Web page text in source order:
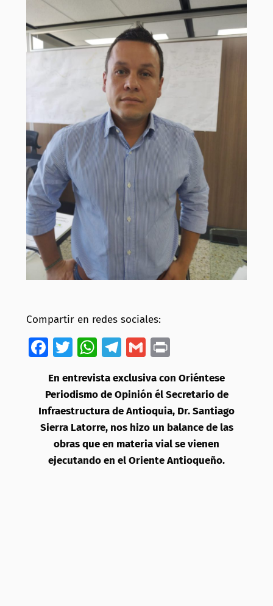
Compartir en redes sociales:
Facebook
Twitter
WhatsApp
Telegram
GmailPrint
En entrevista exclusiva con Oriéntese
Periodismo de Opinión él Secretario de
Infraestructura de Antioquia, Dr. Santiago
Sierra Latorre, nos hizo un balance de las
obras que en materia vial se vienen
ejecutando en el Oriente Antioqueño.